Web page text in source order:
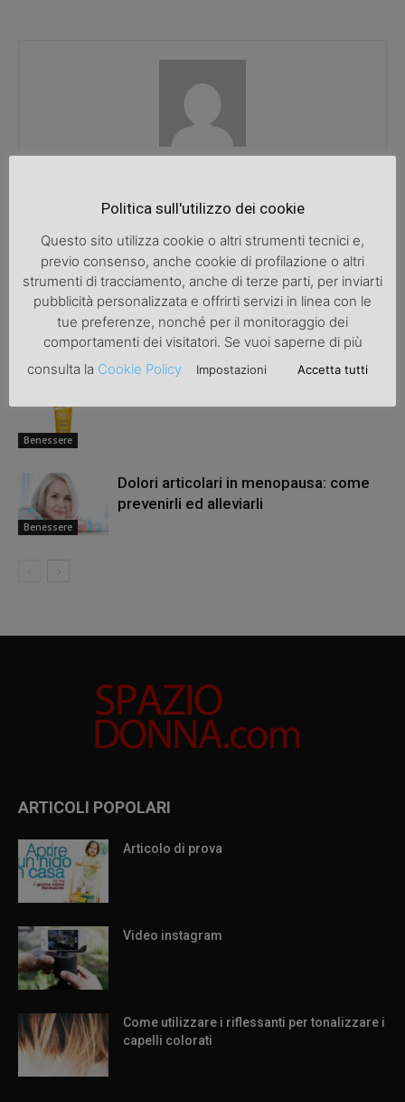
ARTICOLI CORRELATI ALTRO DALL'AUTORE
Benessere
I segreti per un sorriso splendente:
l’ortodonzia invisibile
Benessere
Benessere
Dolori articolari in menopausa: come
prevenirli ed alleviarli
ARTICOLI POPOLARI
Articolo di prova
Video instagram
Come utilizzare i riflessanti per tonalizzare i
capelli colorati
Politica sull'utilizzo dei cookie
Questo sito utilizza cookie o altri strumenti tecnici e,
previo consenso, anche cookie di profilazione o altri
strumenti di tracciamento, anche di terze parti, per inviarti
pubblicità personalizzata e offrirti servizi in linea con le
tue preferenze, nonché per il monitoraggio dei
comportamenti dei visitatori. Se vuoi saperne di più
consulta la Cookie Policy Impostazioni Accetta tutti